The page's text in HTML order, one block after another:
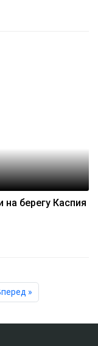
берегу Каспия
»